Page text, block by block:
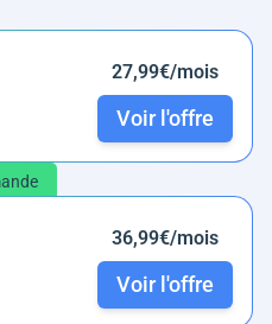
27,99€/mois
Voir l'offre
36,99€/mois
Voir l'offre